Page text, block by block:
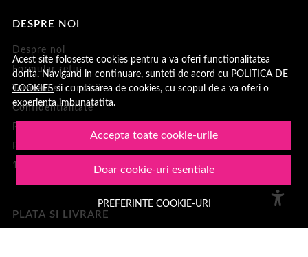
Acest site foloseste cookies pentru a va oferi functionalitatea
dorita. Navigand in continuare, sunteti de acord cu POLITICA DE
COOKIESsi cu plasarea de cookies, cu scopul de a va oferi o
experienta imbunatatita.
Accepta toate cookie-urile
Doar cookie-uri esentiale
PREFERINTE COOKIE-URI
DESPRE NOI
Despre noi
Formular retur
Termeni si conditii
Confidentialitate
Recenzii clienți
Politica de Cookies
1001Cosmetice
PLATA SI LIVRARE